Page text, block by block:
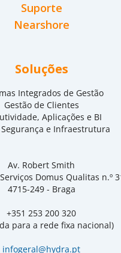
Suporte
Nearshore
Soluções
Integrados de Gestão
Gestão de Clientes
Aplicações e BI
e Infraestrutura
Av. Robert Smith
Domus Qualitas n.º
4715-249 - Braga
+351 253 200 320
para a rede fixa nacional)
infogeral@hydra.pt